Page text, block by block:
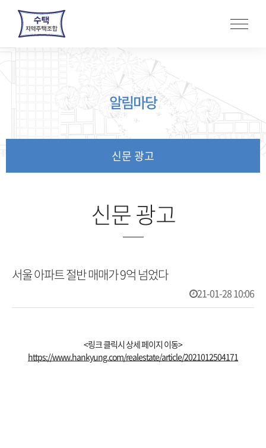
로
알림마당
신문 광고
신문 광고
서울 아파트 절반 매매가 9억 넘었다
21-01-28 10:06
<링크 클릭시 상세 페이지 이동>
https://www.hankyung.com/realestate/article/2021012504171